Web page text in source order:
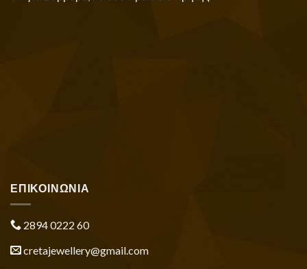
ΕΠΙΚΟΙΝΩΝΙΑ
2894 0222 60
cretajewellery@gmail.com